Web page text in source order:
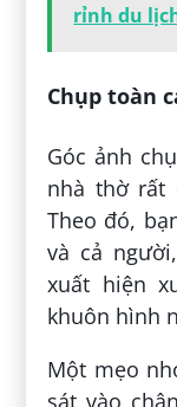
rỉnh du
Chụp toàn
Góc ảnh
nhà thờ rất
Theo đó,
và cả
xuất hiện
khuôn hình
Một mẹo
sát vào